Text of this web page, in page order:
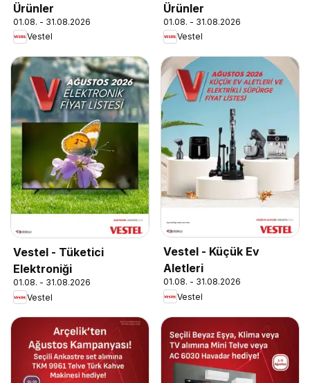
Ürünler
01.08. - 31.08.2026
Vestel
Ürünler
01.08. - 31.08.2026
Vestel
Vestel - Tüketici
Elektroniği
01.08. - 31.08.2026
Vestel
Vestel - Küçük Ev
Aletleri
01.08. - 31.08.2026
Vestel